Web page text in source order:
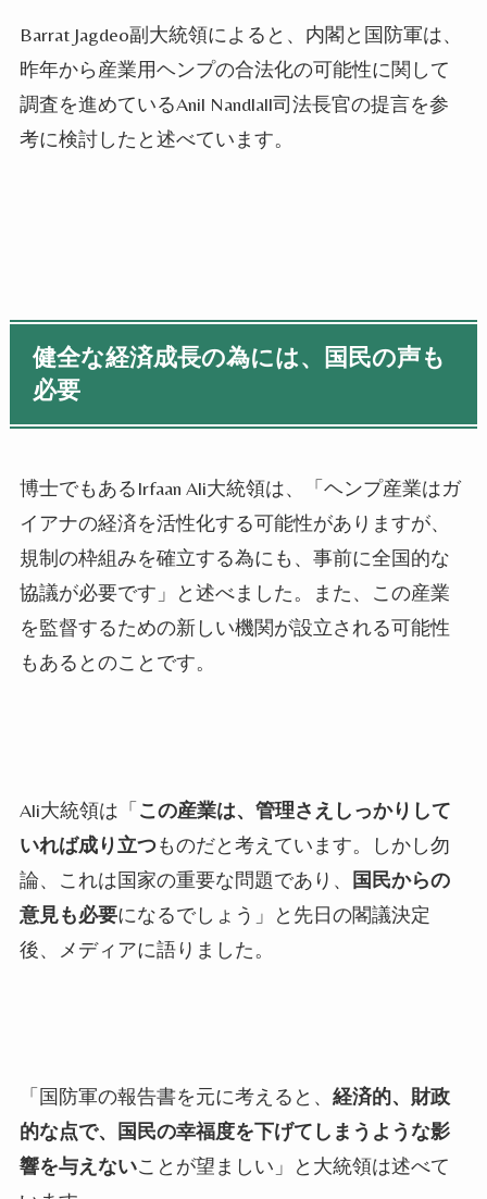
Barrat Jagdeo副大統領によると、内閣と国防軍は、
昨年から産業用ヘンプの合法化の可能性に関して
調査を進めているAnil Nandlall司法長官の提言を参
考に検討したと述べています。
健全な経済成長の為には、国民の声も
必要
博士でもあるIrfaan Ali大統領は、「ヘンプ産業はガ
イアナの経済を活性化する可能性がありますが、
規制の枠組みを確立する為にも、事前に全国的な
協議が必要です」と述べました。また、この産業
を監督するための新しい機関が設立される可能性
もあるとのことです。
Ali大統領は「この産業は、管理さえしっかりして
いれば成り立つものだと考えています。しかし勿
論、これは国家の重要な問題であり、 国民からの
意見も必要になるでしょう」と先日の閣議決定
後、メディアに語りました。
「国防軍の報告書を元に考えると、 経済的、財政
的な点で、国民の幸福度を下げてしまうような影
響を与えないことが望ましい」と大統領は述べて